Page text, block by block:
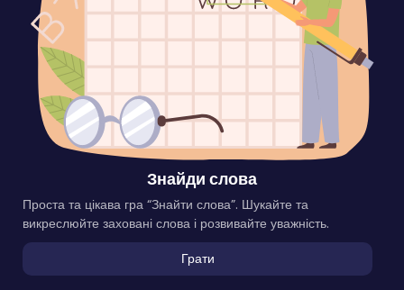
Знайди слова
Проста та цікава гра “Знайти слова”. Шукайте та
викреслюйте заховані слова і розвивайте уважність.
Грати